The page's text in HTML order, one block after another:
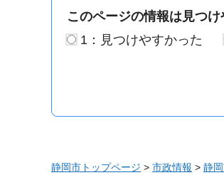
このページの情報は見つ
1：見つけやすかった
静岡市トップページ > 市政情報 > 静